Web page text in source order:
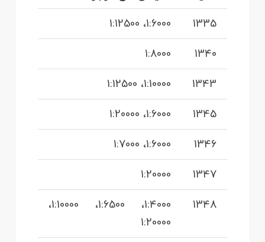
1335
1:6000، 1:12500
1340
1:8000
1343
1:10000، 1:12500
1345
1:6000، 1:20000
1346
1:6000، 1:7000
1347
1:20000
1348
1:4000، 1:6500، 1:10000،
1:20000